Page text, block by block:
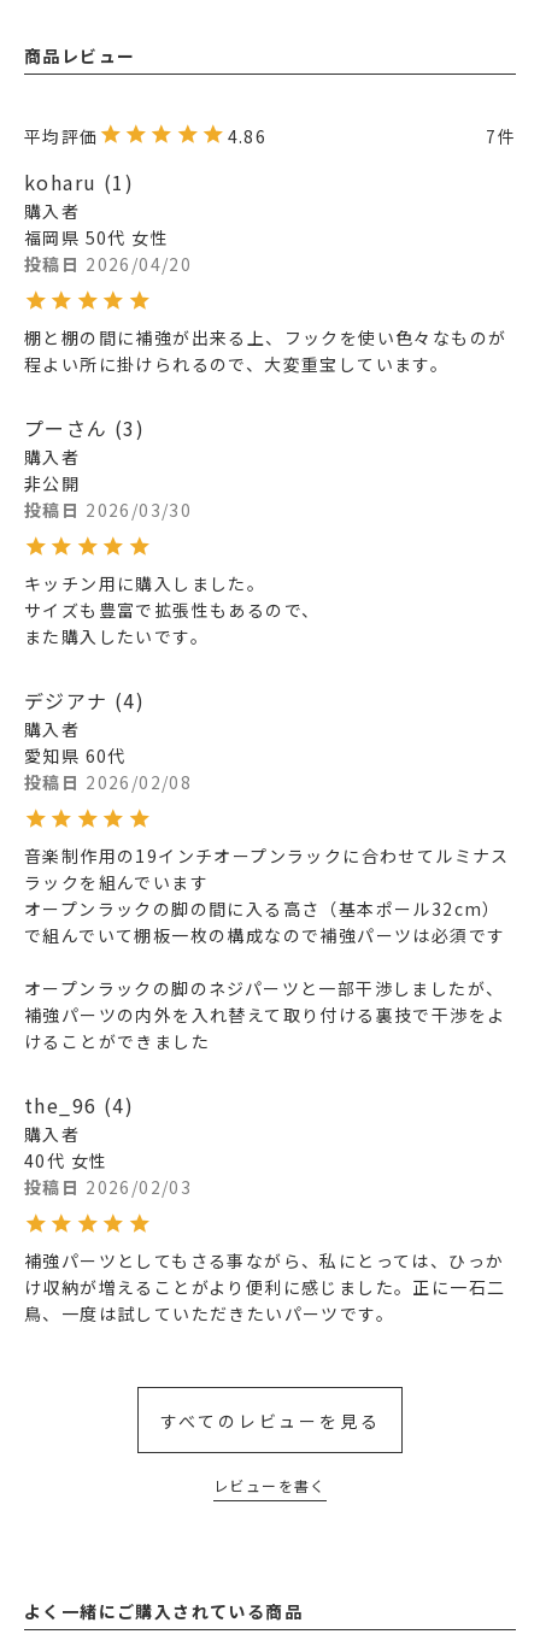
商品レビュー
4.86 7
koharu 1
購入者
福岡県 50代 女性
投稿日 2026/04/20
棚と棚の間に補強が出来る上、フックを使い色々なものが
程よい所に掛けられるので、大変重宝しています。
プーさん 3
購入者
非公開
投稿日 2026/03/30
キッチン用に購入しました。
サイズも豊富で拡張性もあるので、
また購入したいです。
デジアナ 4
購入者
愛知県 60代
投稿日 2026/02/08
音楽制作用の19インチオープンラックに合わせてルミナス
ラックを組んでいます
オープンラックの脚の間に入る高さ（基本ポール32cm）
で組んでいて棚板一枚の構成なので補強パーツは必須です
オープンラックの脚のネジパーツと一部干渉しましたが、
補強パーツの内外を入れ替えて取り付ける裏技で干渉をよ
けることができました
the_96 4
購入者
40代 女性
投稿日 2026/02/03
補強パーツとしてもさる事ながら、私にとっては、ひっか
け収納が増えることがより便利に感じました。正に一石二
鳥、一度は試していただきたいパーツです。
すべてのレビューを見る
レビューを書く
よく一緒にご購入されている商品